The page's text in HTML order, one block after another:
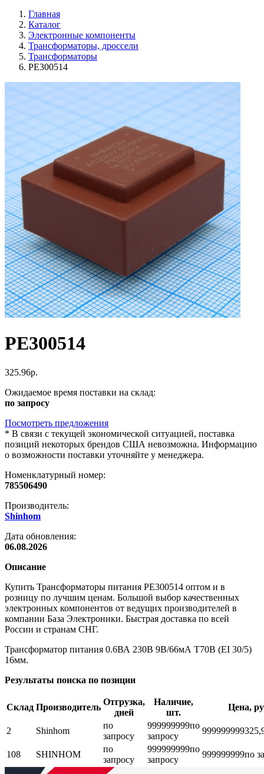
Главная
Каталог
Электронные компоненты
Трансформаторы, дроссели
Трансформаторы
PE300514
PE300514
325.96р.
Ожидаемое время поставки на склад:
по запросу
Посмотреть предложения
* В связи с текущей экономической ситуацией, поставка
позиций некоторых брендов США невозможна. Информацию
о возможности поставки уточняйте у менеджера.
Номенклатурный номер:
785506490
Производитель:
Shinhom
Дата обновления:
06.08.2026
Описание
Купить Трансформаторы питания PE300514 оптом и в
розницу по лучшим ценам. Большой выбор качественных
электронных компонентов от ведущих производителей в
компании База Электроники. Быстрая доставка по всей
России и странам СНГ.
Трансформатор питания 0.6ВА 230В 9В/66мА T70B (EI 30/5)
16мм.
Результаты поиска по позиции
Склад Производитель
Отгрузка,
дней
Наличие,
шт.
Цена,
2 Shinhom
по
запросу
999999999по
запросу
999999999
108 SHINHOM
по
запросу
999999999по
запросу
999999999по